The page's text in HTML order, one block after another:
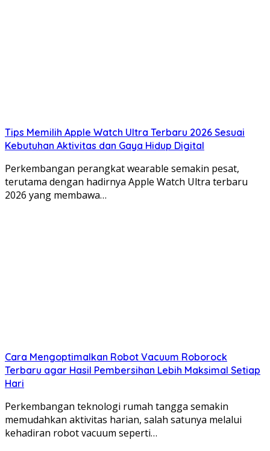
Tips Memilih Apple Watch Ultra Terbaru 2026 Sesuai
Kebutuhan Aktivitas dan Gaya Hidup Digital
Perkembangan perangkat wearable semakin pesat,
terutama dengan hadirnya Apple Watch Ultra terbaru
2026 yang membawa…
Cara Mengoptimalkan Robot Vacuum Roborock
Terbaru agar Hasil Pembersihan Lebih Maksimal Setiap
Hari
Perkembangan teknologi rumah tangga semakin
memudahkan aktivitas harian, salah satunya melalui
kehadiran robot vacuum seperti…